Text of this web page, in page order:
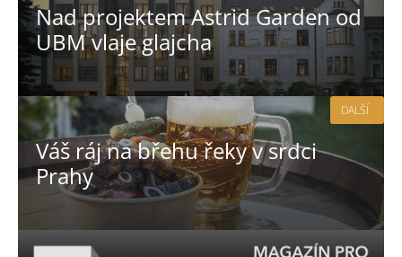
Nad projektem Astrid Garden od
UBM vlaje glajcha
Váš ráj na břehu řeky v srdci
Prahy
DALŠÍ